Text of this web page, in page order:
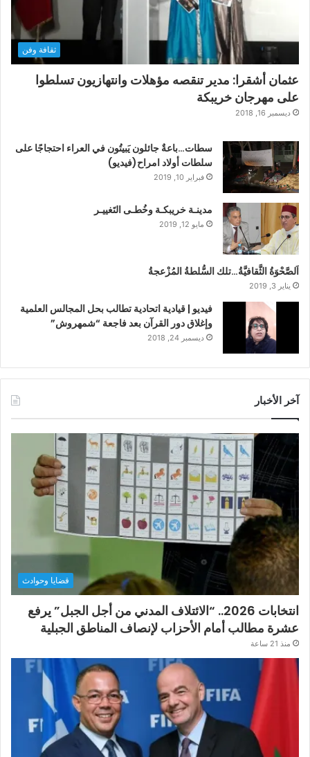
ثقافة وفن
عثمان أشقرا: مدير تنقصه مؤهلات وانتهازيون تسلطوا
على مهرجان خريبكة
ديسمبر 16, 2018
سطات…باعةٌ جائلون يَبيتُون في العراء احتجاجًا على
سلطات أولاد امراح(فيديو)
فبراير 10, 2019
مدينـة خريبكـة وخُطـى التَغييـر
مايو 12, 2019
اَلصَّحْوَةُ الثَّقافيَّةُ…تلك السُّلطةُ المُزْعجةُ
يناير 3, 2019
فيديو | قيادية اتحادية تطالب بحل المجالس العلمية
وإغلاق دور القرآن بعد فاجعة “شمهروش”
ديسمبر 24, 2018
آخر الأخبار
قضايا وحوادث
انتخابات 2026.. “الائتلاف المدني من أجل الجبل” يرفع
عشرة مطالب أمام الأحزاب لإنصاف المناطق الجبلية
منذ 21 ساعة